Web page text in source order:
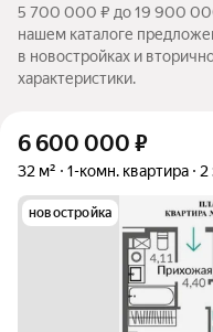
5 700 000 ₽ до 19 900
нашем каталоге
в новостройках и
характеристики.
6 600 000 ₽
32 м² 1-комн. квартира 2
новостройка